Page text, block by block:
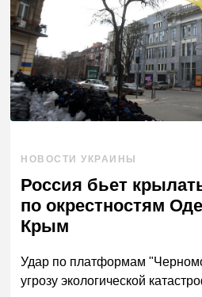
НОВОСТИ УКРАИНЫ
Россия бьет
по окрестностям
Крым
Удар по платформам
угрозу экологической